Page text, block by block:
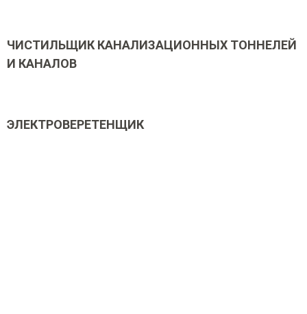
ЧИСТИЛЬЩИК КАНАЛИЗАЦИОННЫХ ТОННЕЛЕЙ
И КАНАЛОВ
ЭЛЕКТРОВЕРЕТЕНЩИК